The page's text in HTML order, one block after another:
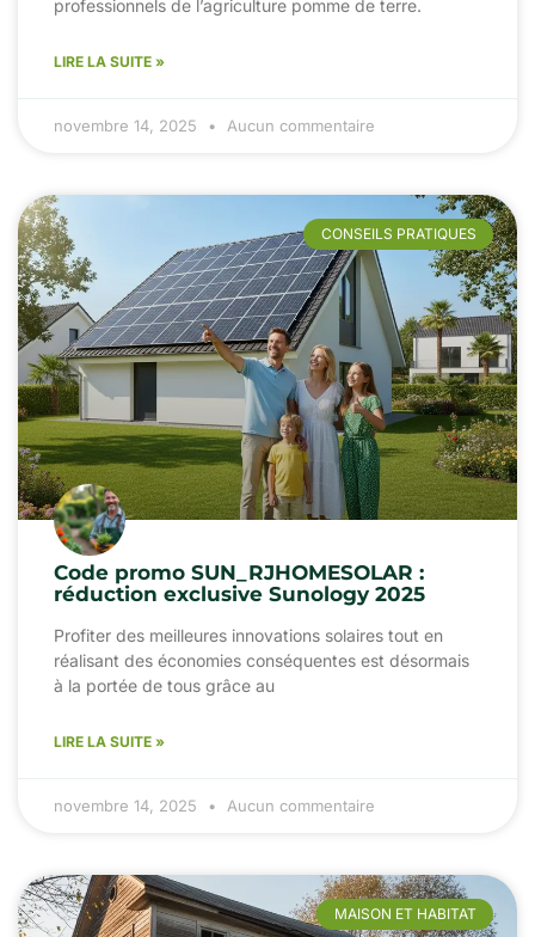
professionnels de l’agriculture pomme de terre.
LIRE LA SUITE »
novembre 14, 2025 Aucun commentaire
CONSEILS PRATIQUES
Code promo SUN_RJHOMESOLAR :
réduction exclusive Sunology 2025
Profiter des meilleures innovations solaires tout en
réalisant des économies conséquentes est désormais
à la portée de tous grâce au
LIRE LA SUITE »
novembre 14, 2025 Aucun commentaire
MAISON ET HABITAT